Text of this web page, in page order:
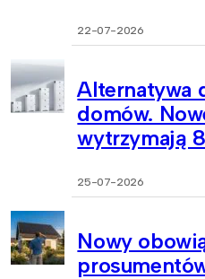
22-07-2026
Alternatywa
domów.
wytrzymają
25-07-2026
Nowy